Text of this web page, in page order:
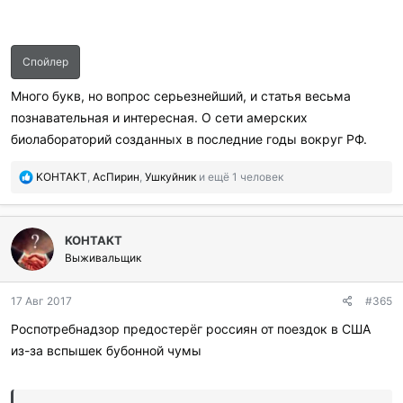
Спойлер
Много букв, но вопрос серьезнейший, и статья весьма
познавательная и интересная. О сети амерских
биолабораторий созданных в последние годы вокруг РФ.
П
б
а
г
о
а
и
л
KOHTAKT АсПирин Ушкуйник и ещё 1 человек
KOHTAKT
Выживальщик
17 Авг 2017 #365
Роспотребнадзор предостерёг россиян от поездок в США
из-за вспышек бубонной чумы